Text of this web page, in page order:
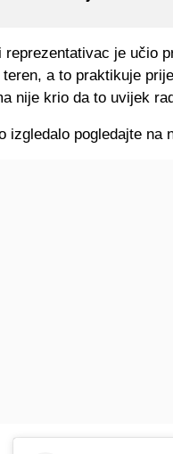
reprezentativac je učio
teren, a to praktikuje
nije krio da to uvijek
izgledalo pogledajte na